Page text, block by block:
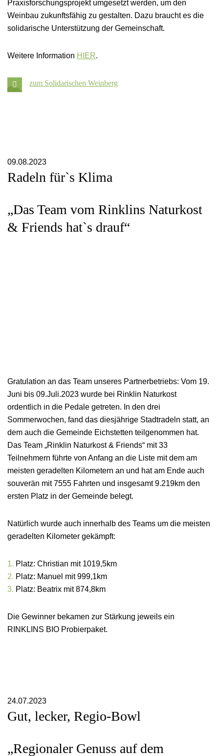
Praxisforschungsprojekt umgesetzt werden, um den
Weinbau zukunftsfähig zu gestalten. Dazu braucht es die
solidarische Unterstützung der Gemeinschaft.
Weitere Information HIER.
Opens downoad in new tab
zum Solidarischen Weinberg
09.08.2023
Radeln für`s Klima
„Das Team vom Rinklins Naturkost
& Friends hat`s drauf“
Gratulation an das Team unseres Partnerbetriebs: Vom 19.
Juni bis 09.Juli.2023 wurde bei Rinklin Naturkost
ordentlich in die Pedale getreten. In den drei
Sommerwochen, fand das diesjährige Stadtradeln statt, an
dem auch die Gemeinde Eichstetten teilgenommen hat.
Das Team „Rinklin Naturkost & Friends“ mit 33
Teilnehmern führte von Anfang an die Liste mit dem am
meisten geradelten Kilometern an und hat am Ende auch
souverän mit 7555 Fahrten und insgesamt 9.219km den
ersten Platz in der Gemeinde belegt.
Natürlich wurde auch innerhalb des Teams um die meisten
geradelten Kilometer gekämpft:
Platz: Christian mit 1019,5km
Platz: Manuel mit 999,1km
Platz: Beatrix mit 874,8km
Die Gewinner bekamen zur Stärkung jeweils ein
RINKLINS BIO Probierpaket.
24.07.2023
Gut, lecker, Regio-Bowl
„Regionaler Genuss auf dem